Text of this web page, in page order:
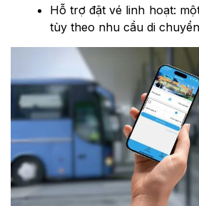
Hỗ trợ đặt vé linh hoạt:
tùy theo nhu cầu di chuyển